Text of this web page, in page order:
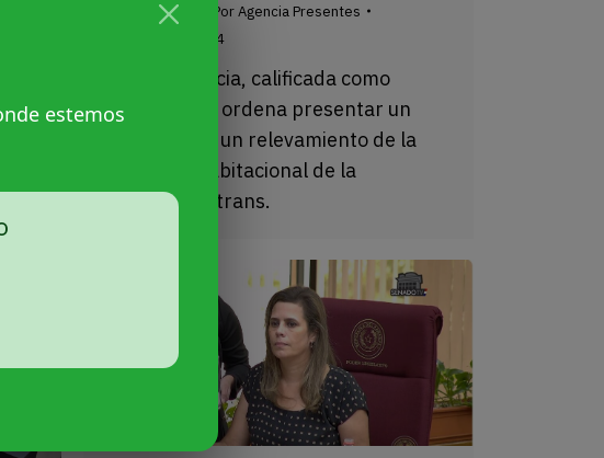
estemos
Sin categoría PorAgencia Presentes
19 febrero, 2024
Una sentencia, calificada como
«histórica», ordena presentar un
programa y un relevamiento de la
situación habitacional de la
comunidad trans.